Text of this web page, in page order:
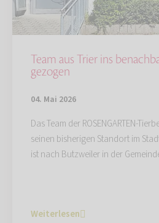
Team aus Trier ins
gezogen
04. Mai 2026
Das Team der ROSENGARTEN-
seinen bisherigen Standort im
ist nach Butzweiler in der
Weiterlesen